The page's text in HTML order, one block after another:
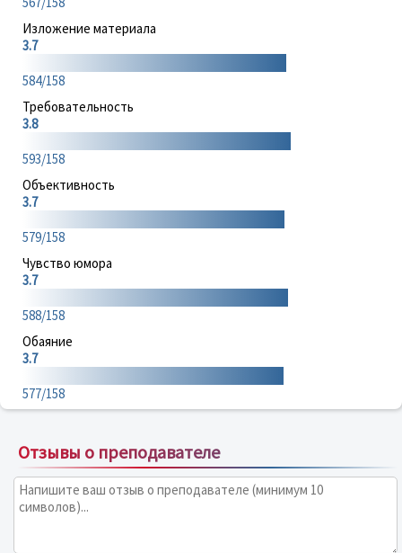
Изложение материала
3.7
584/158
Требовательность
3.8
593/158
Объективность
3.7
579/158
Чувство юмора
3.7
588/158
Обаяние
3.7
577/158
Отзывы о преподавателе